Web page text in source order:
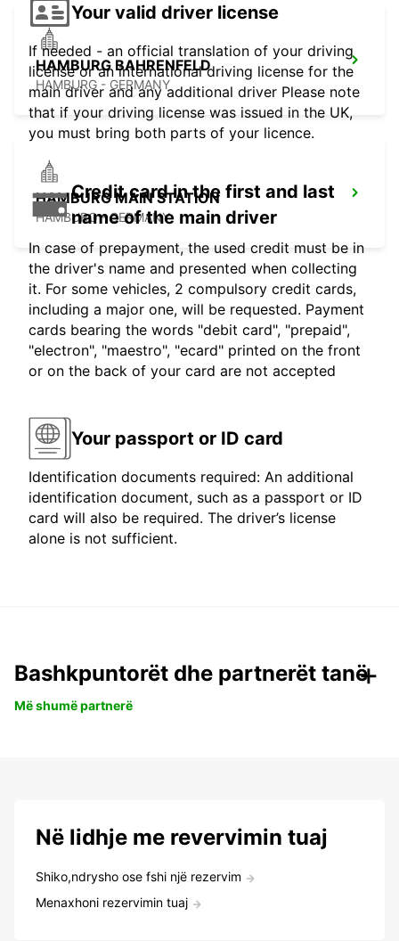
HAMBURG BAHRENFELD
HAMBURG - GERMANY
HAMBURG MAIN STATION
HAMBURG - GERMANY
Your valid driver license
If needed - an official translation of your driving
license or an international driving license for the
main driver and any additional driver Please note
that if your driving license was issued in the UK,
you must bring both parts of your licence.
Credit card in the first and last
name of the main driver
In case of prepayment, the used credit must be in
the driver's name and presented when collecting
it. For some vehicles, 2 compulsory credit cards,
including a major one, will be requested. Payment
cards bearing the words "debit card", "prepaid",
"electron", "maestro", "ecard" printed on the front
or on the back of your card are not accepted
Your passport or ID card
Identification documents required: An additional
identification document, such as a passport or ID
card will also be required. The driver’s license
alone is not sufficient.
Bashkpuntorët dhe partnerët tanë
Më shumë partnerë
Në lidhje me revervimin tuaj
Shiko,ndrysho ose fshi një rezervim
Menaxhoni rezervimin tuaj